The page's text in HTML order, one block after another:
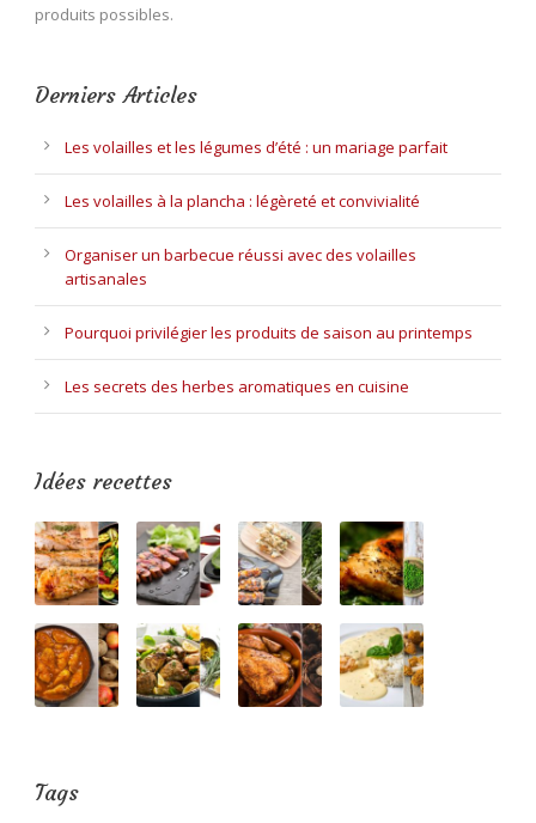
produits possibles.
Derniers Articles
Les volailles et les légumes d’été : un mariage parfait
Les volailles à la plancha : légèreté et convivialité
Organiser un barbecue réussi avec des volailles
artisanales
Pourquoi privilégier les produits de saison au printemps
Les secrets des herbes aromatiques en cuisine
Idées recettes
Tags